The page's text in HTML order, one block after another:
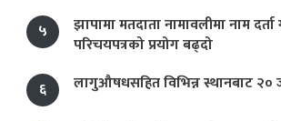
५
झापामा मतदाता नामावलीमा नाम दर्ता
परिचयपत्रको प्रयोग बढ्दो
६
लागुऔषधसहित विभिन्न स्थानबाट २०